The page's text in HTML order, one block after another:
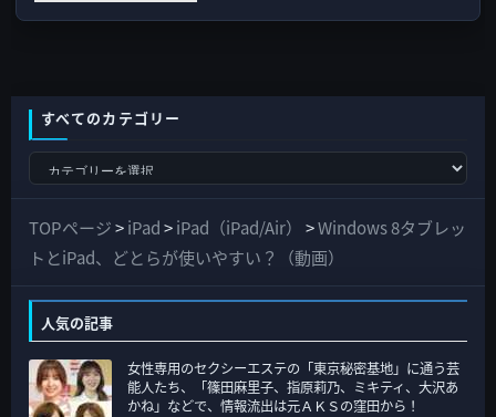
すべてのカテゴリー
て
の
ゴ
リ
ー
TOPページ>iPad>iPad（iPad/Air） >Windows 8タブレッ
トとiPad、どとらが使いやすい？（動画）
人気の記事
女性専用のセクシーエステの「東京秘密基地」に通う芸
能人たち、「篠田麻里子、指原莉乃、ミキティ、大沢あ
かね」などで、情報流出は元ＡＫＳの窪田から！